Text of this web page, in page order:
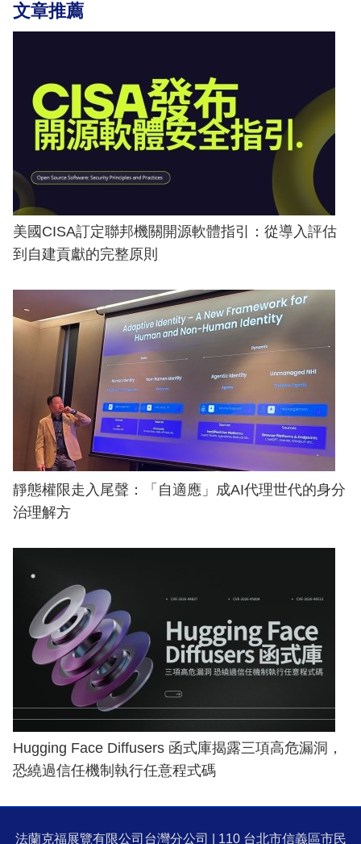
文章推薦
美國CISA訂定聯邦機關開源軟體指引：從導入評估
到自建貢獻的完整原則
靜態權限走入尾聲：「自適應」成AI代理世代的身分
治理解方
Hugging Face Diffusers 函式庫揭露三項高危漏洞，
恐繞過信任機制執行任意程式碼
法蘭克福展覽有限公司台灣分公司 | 110 台北市信義區市民